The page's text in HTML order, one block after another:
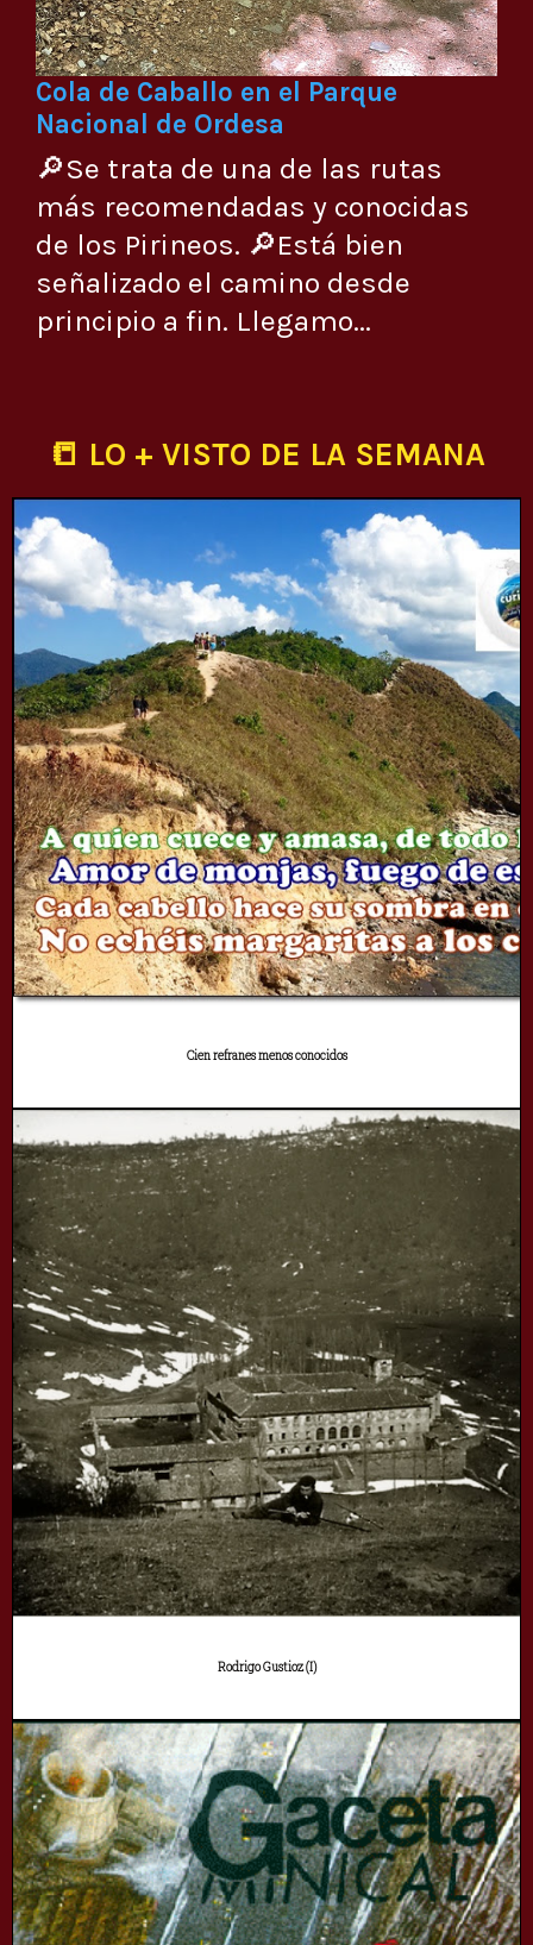
Cola de Caballo en el Parque
Nacional de Ordesa
🔎Se trata de una de las rutas
más recomendadas y conocidas
de los Pirineos. 🔎Está bien
señalizado el camino desde
principio a fin. Llegamo...
📒 LO + VISTO DE LA SEMANA
Cien refranes menos conocidos
Rodrigo Gustioz (I)